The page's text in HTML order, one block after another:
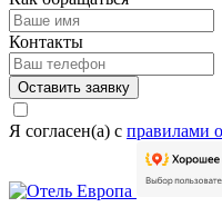
Контакты
Оставить заявку
Я согласен(а) c правилами